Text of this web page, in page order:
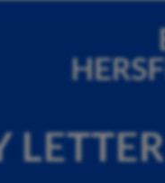
LETTER